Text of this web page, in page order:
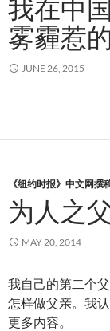
我在中
雾霾惹
JUNE 26, 2015
《纽约时报》中文网撰
为人之
MAY 20, 2014
我自己的第二个
怎样做父亲。我
更多内容。